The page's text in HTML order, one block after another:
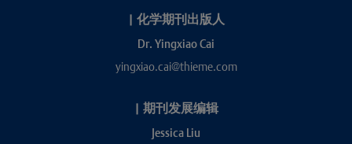
| 化学期刊出版人
Dr. Yingxiao Cai
yingxiao.cai@thieme.com
| 期刊发展编辑
Jessica Liu